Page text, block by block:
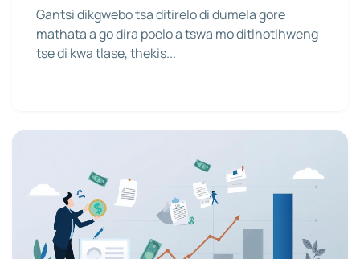
Gantsi dikgwebo tsa ditirelo di dumela gore
mathata a go dira poelo a tswa mo ditlhotlhweng
tse di kwa tlase, thekis...